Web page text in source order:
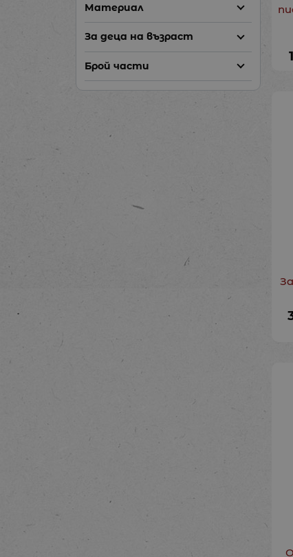
Материал
За деца на възраст
Брой части